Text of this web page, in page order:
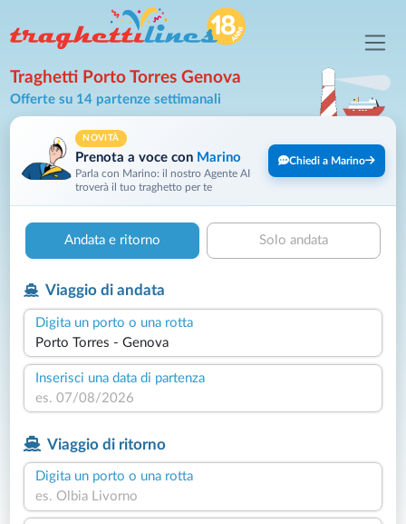
Traghetti Porto Torres Genova
Offerte su 14 partenze settimanali
NOVITÀ
Prenota a voce con Marino
Parla con Marino: il nostro Agente AI
troverà il tuo traghetto per te
Chiedi a Marino
Andata e ritorno Solo andata
Viaggio di andata
Digita un porto o una rotta
Inserisci una data di partenza
Viaggio di ritorno
Digita un porto o una rotta